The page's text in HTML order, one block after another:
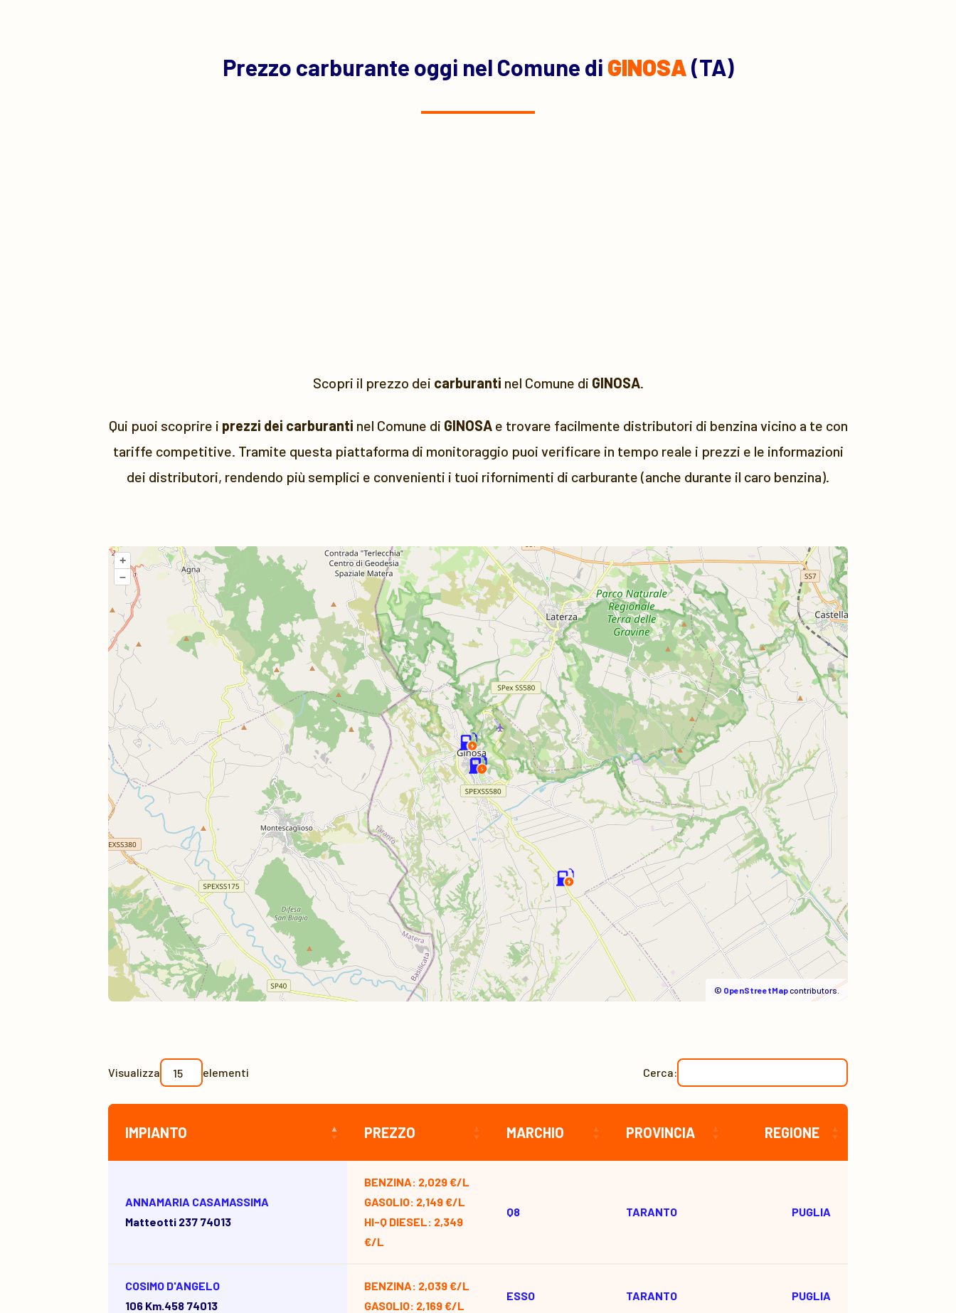
Prezzo carburante oggi nel Comune di GINOSA(TA)
Scopri il prezzo dei carburanti nel Comune di GINOSA.
Qui puoi scoprire i prezzi dei carburanti nel Comune di GINOSAe trovare facilmente distributori di benzina vicino a te con
tariffe competitive. Tramite questa piattaforma di monitoraggio puoi verificare in tempo reale i prezzi e le informazioni
dei distributori, rendendo più semplici e convenienti i tuoi rifornimenti di carburante (anche durante il caro benzina).
+
–
© OpenStreetMapcontributors.
Visualizza elementi Cerca:
IMPIANTO PREZZO MARCHIO PROVINCIA REGIONE
ANNAMARIA CASAMASSIMA
Matteotti 237 74013
BENZINA: 2,029 €/L
GASOLIO: 2,149 €/L
HI-Q DIESEL: 2,349
€/L
Q8 TARANTO PUGLIA
COSIMO D'ANGELO
106 Km.458 74013
BENZINA: 2,039 €/L
GASOLIO: 2,169 €/L
ESSO TARANTO PUGLIA